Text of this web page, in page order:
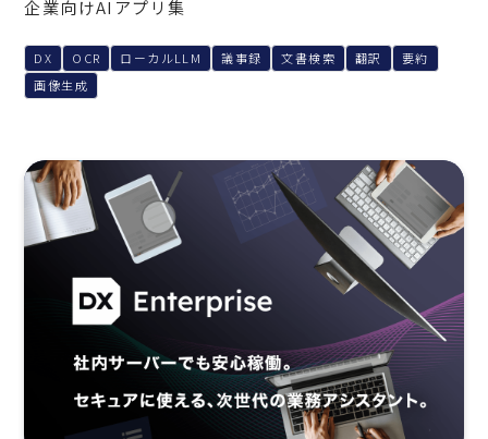
企業向けAIアプリ集
DX OCR ローカルLLM 議事録 文書検索 翻訳
要約
画像生成